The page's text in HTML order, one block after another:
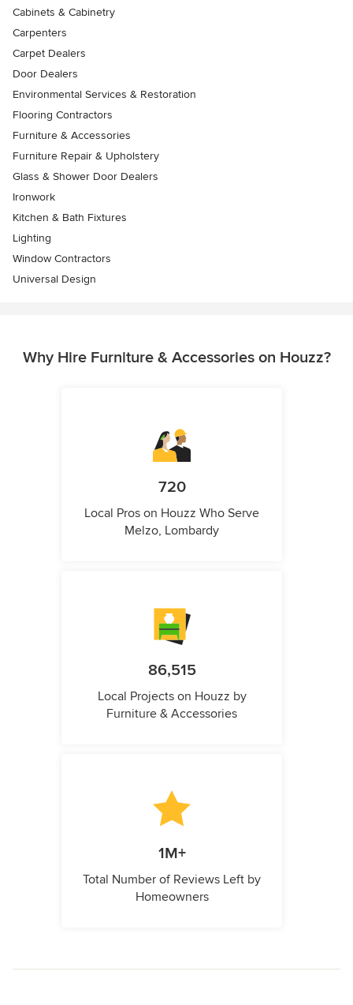
Cabinets & Cabinetry
Carpenters
Carpet Dealers
Door Dealers
Environmental Services & Restoration
Flooring Contractors
Furniture & Accessories
Furniture Repair & Upholstery
Glass & Shower Door Dealers
Ironwork
Kitchen & Bath Fixtures
Lighting
Window Contractors
Universal Design
Why Hire Furniture & Accessories on Houzz?
720
Local Pros on Houzz Who Serve
Melzo, Lombardy
86,515
Local Projects on Houzz by
Furniture & Accessories
1M+
Total Number of Reviews Left by
Homeowners